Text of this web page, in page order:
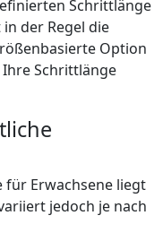
Schrittlänge
der Regel die
Option
Ihre Schrittlänge
Erwachsene liegt
jedoch je nach